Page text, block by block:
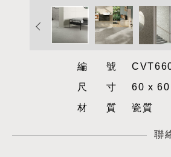
編號
尺寸60 x 60
材質瓷質
聯